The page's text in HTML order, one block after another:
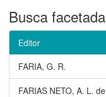
Busca facetada
Editor
FARIA, G. R.
FARIAS NETO, A. L. de